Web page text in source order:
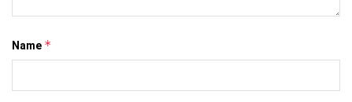
Name *